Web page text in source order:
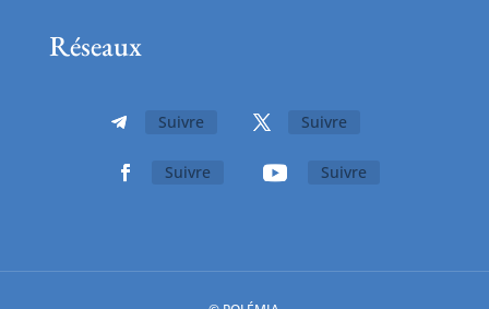
Réseaux
Suivre Suivre
Suivre Suivre